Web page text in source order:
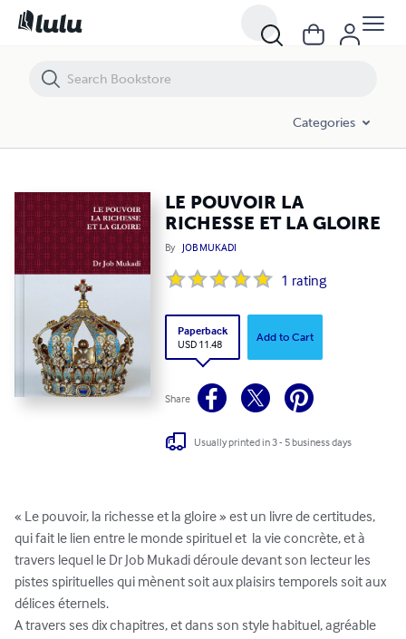
Categories
LE POUVOIR LA
RICHESSE ET LA GLOIRE
By JOB MUKADI
1 rating
Paperback
USD 11.48
Add to Cart
Share
Usually printed in 3 - 5 business days
« Le pouvoir, la richesse et la gloire » est un livre de certitudes,
qui fait le lien entre le monde spirituel et  la vie concrète, et à
travers lequel le Dr Job Mukadi déroule devant son lecteur les
pistes spirituelles qui mènent soit aux plaisirs temporels soit aux
délices éternels.
A travers ses dix chapitres, et dans son style habituel, agréable
LE POUVOIR LA RICHESSE ET LA GLOIRE